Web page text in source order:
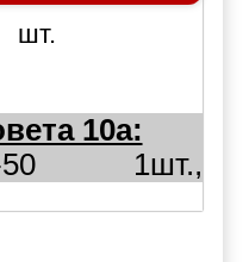
шт.
10а:
1шт.,